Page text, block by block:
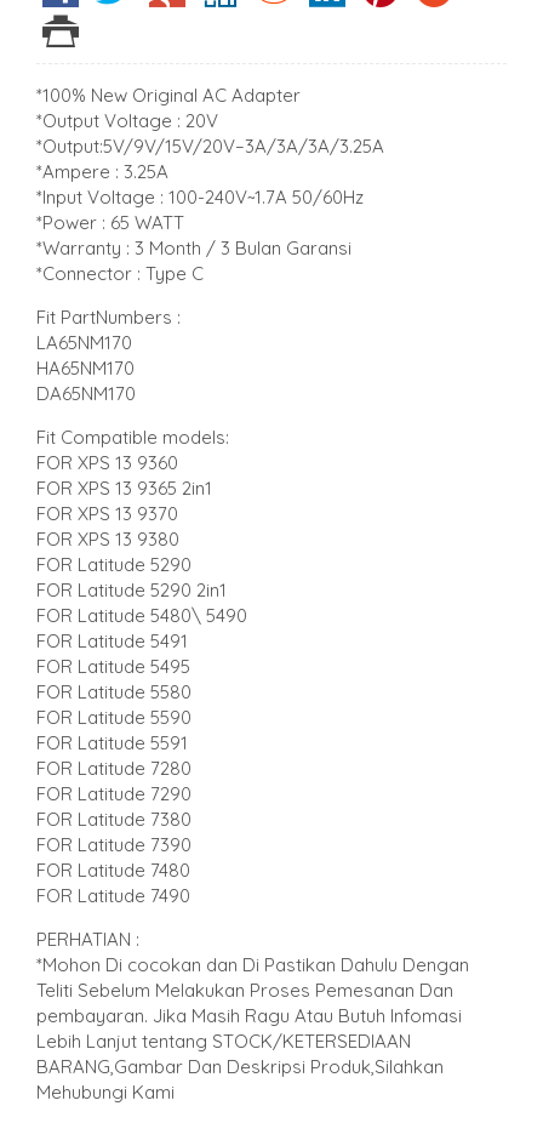
*100% New Original AC Adapter
*Output Voltage : 20V
*Output:5V/9V/15V/20V–3A/3A/3A/3.25A
*Ampere : 3.25A
*Input Voltage : 100-240V~1.7A 50/60Hz
*Power : 65 WATT
*Warranty : 3 Month / 3 Bulan Garansi
*Connector : Type C
Fit PartNumbers :
LA65NM170
HA65NM170
DA65NM170
Fit Compatible models:
FOR XPS 13 9360
FOR XPS 13 9365 2in1
FOR XPS 13 9370
FOR XPS 13 9380
FOR Latitude 5290
FOR Latitude 5290 2in1
FOR Latitude 5480\ 5490
FOR Latitude 5491
FOR Latitude 5495
FOR Latitude 5580
FOR Latitude 5590
FOR Latitude 5591
FOR Latitude 7280
FOR Latitude 7290
FOR Latitude 7380
FOR Latitude 7390
FOR Latitude 7480
FOR Latitude 7490
PERHATIAN :
*Mohon Di cocokan dan Di Pastikan Dahulu Dengan
Teliti Sebelum Melakukan Proses Pemesanan Dan
pembayaran. Jika Masih Ragu Atau Butuh Infomasi
Lebih Lanjut tentang STOCK/KETERSEDIAAN
BARANG,Gambar Dan Deskripsi Produk,Silahkan
Mehubungi Kami